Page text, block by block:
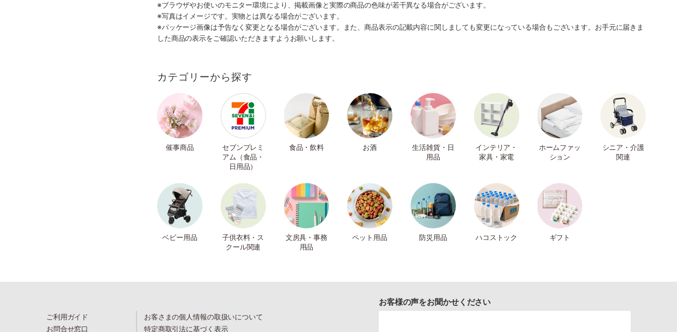
※ブラウザやお使いのモニター環境により、掲載画像と実際の商品の色味が若干異なる場合がございます。
※写真はイメージです。実物とは異なる場合がございます。
※パッケージ画像は予告なく変更となる場合がございます。また、商品表示の記載内容に関しましても変更になっている場合もございます。お手元に届きま
した商品の表示をご確認いただきますようお願いします。
カテゴリーから探す
催事商品
セブンプレミ
アム（食品・
日用品）
食品・飲料 お酒
生活雑貨・日
用品
インテリア・
家具・家電
ホームファッ
ション
シニア・介護
関連
ベビー用品
子供衣料・ス
クール関連
文房具・事務
用品
ペット用品 防災用品 ハコストック ギフト
ご利用ガイド
お問合せ窓口
お客さまの個人情報の取扱いについて
特定商取引法に基づく表示
お客様の声をお聞かせください